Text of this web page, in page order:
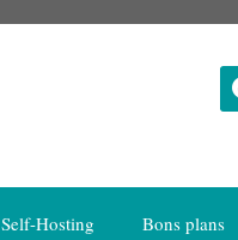
Self-Hosting Bons plans